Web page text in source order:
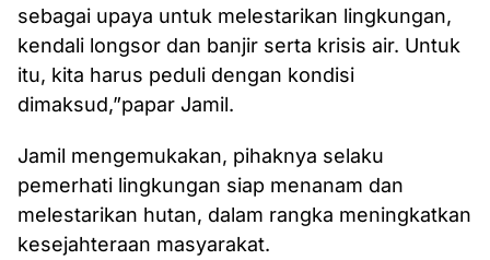
sebagai upaya untuk melestarikan lingkungan,
kendali longsor dan banjir serta krisis air. Untuk
itu, kita harus peduli dengan kondisi
dimaksud,”papar Jamil.
Jamil mengemukakan, pihaknya selaku
pemerhati lingkungan siap menanam dan
melestarikan hutan, dalam rangka meningkatkan
kesejahteraan masyarakat.